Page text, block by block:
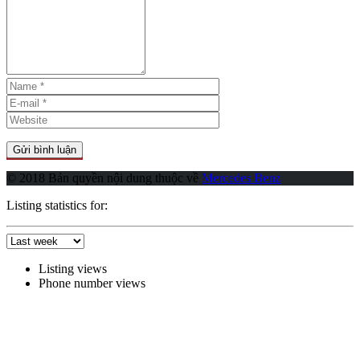
© 2018 Bản quyền nội dung thuộc về Mercedes Benz
Listing statistics for:
Listing views
Phone number views